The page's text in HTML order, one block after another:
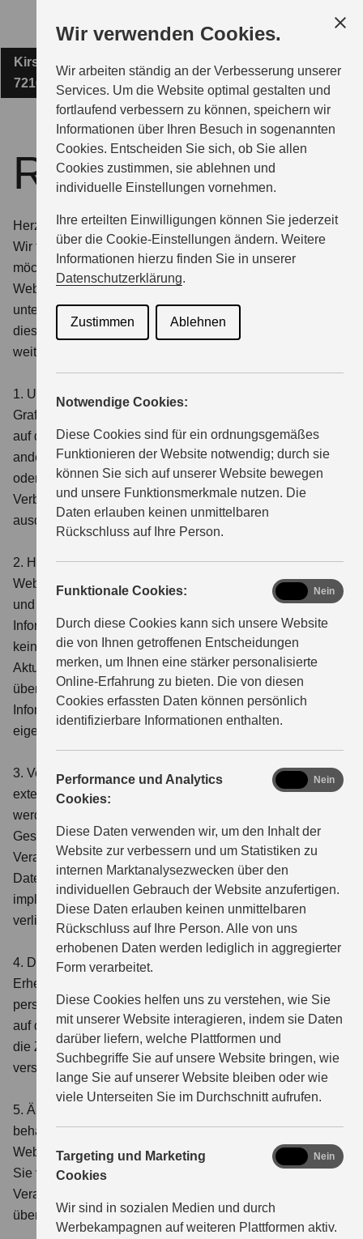
Wir verwenden Cookies.
Wir arbeiten ständig an der Verbesserung unserer
Services. Um die Website optimal gestalten und
fortlaufend verbessern zu können, speichern wir
Informationen über Ihren Besuch in sogenannten
Cookies. Entscheiden Sie sich, ob Sie allen
Cookies zustimmen, sie ablehnen und
individuelle Einstellungen vornehmen.
Ihre erteilten Einwilligungen können Sie jederzeit
über die Cookie-Einstellungen ändern. Weitere
Informationen hierzu finden Sie in unserer
Datenschutzerklärung.
Zustimmen Ablehnen
Notwendige Cookies:
Diese Cookies sind für ein ordnungsgemäßes
Funktionieren der Website notwendig; durch sie
können Sie sich auf unserer Website bewegen
und unsere Funktionsmerkmale nutzen. Die
Daten erlauben keinen unmittelbaren
Rückschluss auf Ihre Person.
Funktionale Cookies:
Durch diese Cookies kann sich unsere Website
die von Ihnen getroffenen Entscheidungen
merken, um Ihnen eine stärker personalisierte
Online-Erfahrung zu bieten. Die von diesen
Cookies erfassten Daten können persönlich
identifizierbare Informationen enthalten.
functional
Nein
Performance und Analytics
Cookies:
Diese Daten verwenden wir, um den Inhalt der
Website zur verbessern und um Statistiken zu
internen Marktanalysezwecken über den
individuellen Gebrauch der Website anzufertigen.
Diese Daten erlauben keinen unmittelbaren
Rückschluss auf Ihre Person. Alle von uns
erhobenen Daten werden lediglich in aggregierter
Form verarbeitet.
Diese Cookies helfen uns zu verstehen, wie Sie
mit unserer Website interagieren, indem sie Daten
darüber liefern, welche Plattformen und
Suchbegriffe Sie auf unsere Website bringen, wie
lange Sie auf unserer Website bleiben oder wie
viele Unterseiten Sie im Durchschnitt aufrufen.
analyticsNein
Targeting und Marketing
Cookies
Wir sind in sozialen Medien und durch
Werbekampagnen auf weiteren Plattformen aktiv.
marketing
Nein
Hauptinhalt
AUTOHAUS DAUB GMBH
MODELLE
ZUBEHÖR
BERATUNG & KAUF
GESCHÄFTSKUNDEN
SERVICE
ÜBER UNS
Kirschbäumle 2
72160 Horb am Neckar
Rechtshinweise
Herzlich willkommen auf der Website vom Autohaus Daub.
Wir freuen uns, dass Sie uns online besuchen und
möchten Sie darauf hinweisen, dass die Nutzung dieser
Website den nachfolgenden rechtlichen Bedingungen
unterliegt. Bitte nehmen Sie sich einen Moment Zeit, um
diese Hinweise sorgfältig zu lesen, bevor Sie die Website
weiter erkunden.
1. Urheberrecht und geistiges Eigentum: Die Inhalte,
Grafiken, Logos, Bilder, Texte und sonstigen Materialien
auf dieser Website unterliegen dem Urheberrecht und
anderen geistigen Eigentumsrechten, die entweder uns
oder unseren Lizenzgebern gehören. Die Vervielfältigung,
Verbreitung oder Verwendung dieser Inhalte ohne unsere
ausdrückliche Zustimmung ist untersagt.
2. Haftungsausschluss: Die Informationen auf dieser
Website dienen ausschließlich zu Informationszwecken
und sind unverbindlich. Wir bemühen uns, die
Informationen aktuell und korrekt zu halten, können jedoch
keine Gewähr für deren Vollständigkeit, Richtigkeit,
Aktualität oder Eignung für bestimmte Zwecke
übernehmen. Jegliche Handlungen, die auf den
Informationen dieser Website beruhen, liegen in der
eigenen Verantwortung der Nutzer.
3. Verlinkungen zu Dritten: Diese Website kann Links zu
externen Websites enthalten, die von Dritten betrieben
werden. Wir haben keinen Einfluss auf den Inhalt und die
Gestaltung dieser Websites und übernehmen daher keine
Verantwortung für deren Inhalte oder
Datenschutzpraktiken. Das Vorhandensein solcher Links
impliziert keine Empfehlung oder Befürwortung der
verlinkten Websites.
4. Datenschutz: Unsere Datenschutzrichtlinien regeln die
Erhebung, Verarbeitung und Speicherung
personenbezogener Daten, die während Ihres Besuchs
auf dieser Website erfasst werden. Bitte nehmen Sie sich
die Zeit, unsere Datenschutzrichtlinie zu lesen, um zu
verstehen, wie wir Ihre Daten schützen und verwenden.
5. Änderungen der Website und rechtlichen Hinweise: Wir
behalten uns das Recht vor, jederzeit Änderungen an der
Website und diesen Rechtshinweisen vorzunehmen, ohne
Sie vorher darüber zu benachrichtigen. Es liegt in Ihrer
Verantwortung, diese Seite regelmäßig zu besuchen, um
über etwaige Aktualisierungen informiert zu bleiben.